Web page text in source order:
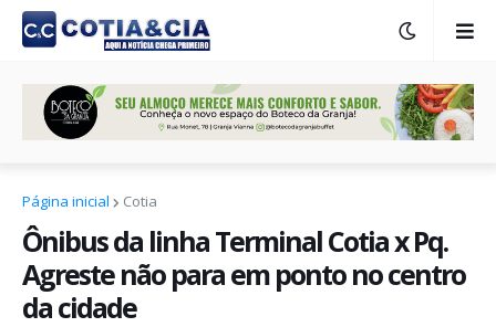
Página inicial Cotia
Ônibus da linha Terminal Cotia x Pq.
Agreste não para em ponto no centro
da cidade